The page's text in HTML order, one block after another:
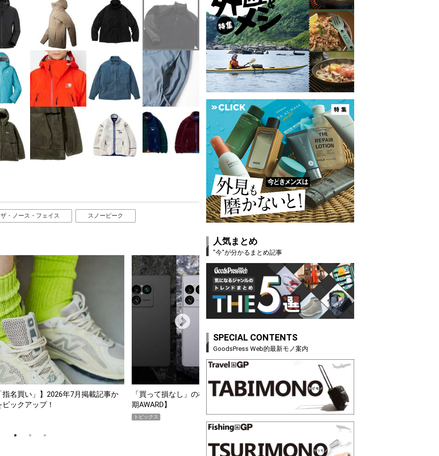
ザ・ノース・フェイス スノーピーク
「買って損なし」の極上スマホ5選【GoodsPress 2026上半
期AWARD】
薄着になる季節の夏こそ“映える”タフな腕時計を。G-
SHOCK「GRAVITYMASTER」は本当に機能も見た…
人気まとめ
"今"が分かるまとめ記事
SPECIAL CONTENTS
GoodsPress Web的最新モノ案内